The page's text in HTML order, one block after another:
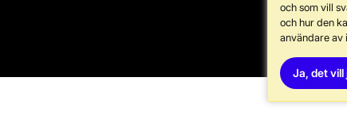
och som vill
och hur den
användare av
Ja, det vill